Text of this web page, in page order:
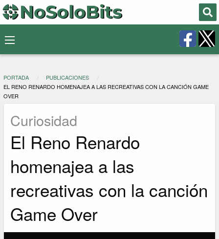
PORTADA
PUBLICACIONES
EL RENO RENARDO HOMENAJEA A LAS RECREATIVAS CON LA CANCIÓN GAME
OVER
Curiosidad
El Reno Renardo
homenajea a las
recreativas con la canción
Game Over